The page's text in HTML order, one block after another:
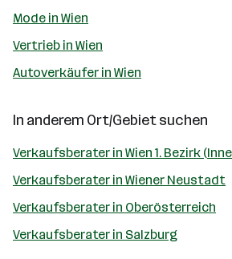
Mode in Wien
Vertrieb in Wien
Autoverkäufer in Wien
In anderem Ort/Gebiet suchen
Verkaufsberater in Wien 1. Bezirk
Verkaufsberater in Wiener Neustadt
Verkaufsberater in Oberösterreich
Verkaufsberater in Salzburg